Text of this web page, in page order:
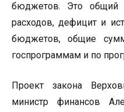
бюджетов. Это общий
расходов, дефицит и
бюджетов, общие
госпрограммам и по
Проект закона
министр финансов